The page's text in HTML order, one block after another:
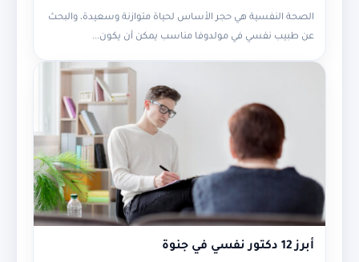
الصحة النفسية هي حجر الأساس لحياة متوازنة وسعيدة، والبحث
عن طبيب نفسي في مولدوفا مناسب يمكن أن يكون...
أبرز 12 دكتور نفسي في جنوة